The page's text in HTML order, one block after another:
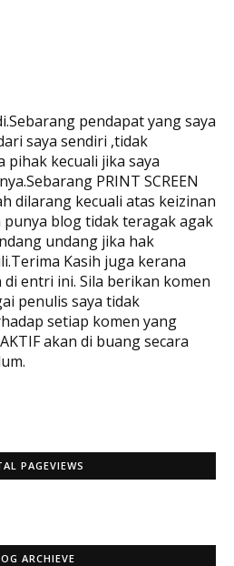
pendapat yang saya
saya sendiri ,tidak
pihak kecuali jika saya
PRINT SCREEN
dilarang kecuali atas keizinan
blog tidak teragak agak
undang jika hak
Kasih juga kerana
entri ini. Sila berikan komen
penulis saya tidak
setiap komen yang
akan di buang secara
PAGEVIEWS
ARCHIEVE